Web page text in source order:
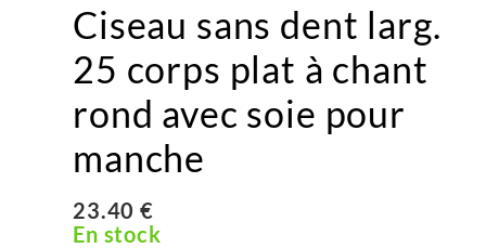
Ciseau sans dent larg.
25 corps plat à chant
rond avec soie pour
manche
23.40 €
En stock